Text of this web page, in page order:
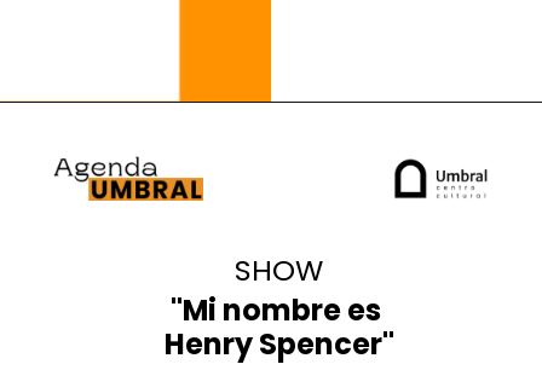
"Mi nombre es
Henry Spencer"
SHOW